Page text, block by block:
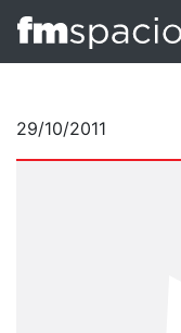
29/10/2011